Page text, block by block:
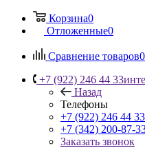
Корзина0
Отложенные0
Сравнение товаров0
+7 (922) 246 44 33
Назад
Телефоны
+7 (922) 246 44 33
+7 (342) 200-87-
Заказать звонок